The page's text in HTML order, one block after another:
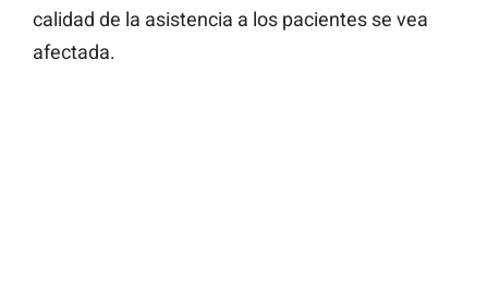
calidad de la asistencia a los pacientes se vea
afectada.